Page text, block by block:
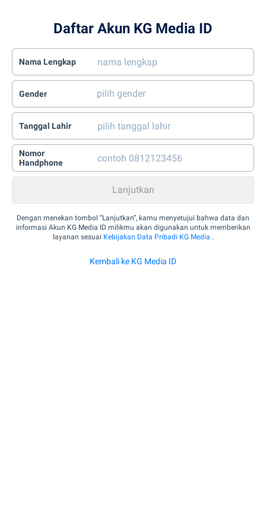
Daftar Akun KG Media ID
Nama Lengkap
Gender
Tanggal Lahir
Nomor
Handphone
Dengan menekan tombol “Lanjutkan”, kamu menyetujui bahwa data dan
informasi Akun KG Media ID milikmu akan digunakan untuk memberikan
layanan sesuai Kebijakan Data Pribadi KG Media .
Kembali ke KG Media ID